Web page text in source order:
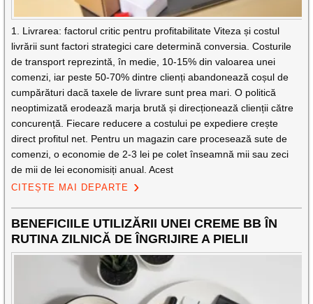
1. Livrarea: factorul critic pentru profitabilitate Viteza și costul
livrării sunt factori strategici care determină conversia. Costurile
de transport reprezintă, în medie, 10-15% din valoarea unei
comenzi, iar peste 50-70% dintre clienți abandonează coșul de
cumpărături dacă taxele de livrare sunt prea mari. O politică
neoptimizată erodează marja brută și direcționează clienții către
concurență. Fiecare reducere a costului pe expediere crește
direct profitul net. Pentru un magazin care procesează sute de
comenzi, o economie de 2-3 lei pe colet înseamnă mii sau zeci
de mii de lei economisiți anual. Acest
CITEȘTE MAI DEPARTE
BENEFICIILE UTILIZĂRII UNEI CREME BB ÎN
RUTINA ZILNICĂ DE ÎNGRIJIRE A PIELII